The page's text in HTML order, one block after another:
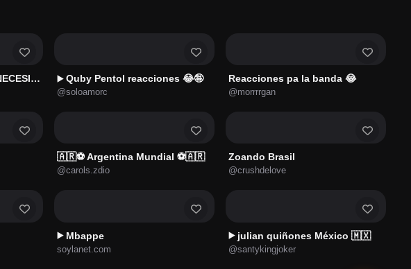
😌 NIÑOS MOODS QUE NECESITAS ✌️ ▶️ Quby Pentol reacciones 😂🤪
@soloamorc
Reacciones pa la banda 😂
@morrrrgan
🇦🇷⚽ Argentina Mundial ⚽🇦🇷
@carols.zdio
Zoando Brasil
@crushdelove
▶️ Mbappe
soylanet.com
▶️ julian quiñones México 🇲🇽
@santykingjoker